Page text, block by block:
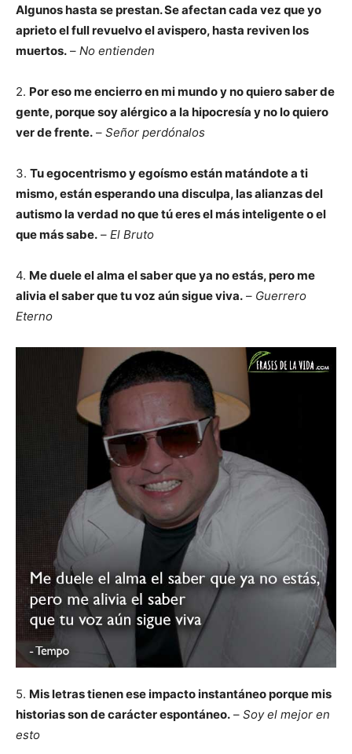
Algunos hasta se prestan. Se afectan cada vez que yo
aprieto el full revuelvo el avispero, hasta reviven los
muertos. – No entienden
2. Por eso me encierro en mi mundo y no quiero saber de
gente, porque soy alérgico a la hipocresía y no lo quiero
ver de frente. – Señor perdónalos
3. Tu egocentrismo y egoísmo están matándote a ti
mismo, están esperando una disculpa, las alianzas del
autismo la verdad no que tú eres el más inteligente o el
que más sabe. – El Bruto
4. Me duele el alma el saber que ya no estás, pero me
alivia el saber que tu voz aún sigue viva. – Guerrero
Eterno
5. Mis letras tienen ese impacto instantáneo porque mis
historias son de carácter espontáneo. – Soy el mejor en
esto